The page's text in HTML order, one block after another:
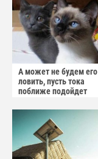
А может не будем его
ловить, пусть тока
поближе подойдет